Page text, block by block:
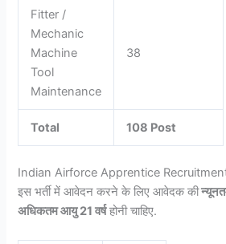
Fitter /
Mechanic
Machine
Tool
Maintenance
38
Total 108 Post
Indian Airforce Apprentice
इस भर्ती में आवेदन करने के लिए आवेदक की
अधिकतम आयु 21 वर्षहोनी चाहिए.